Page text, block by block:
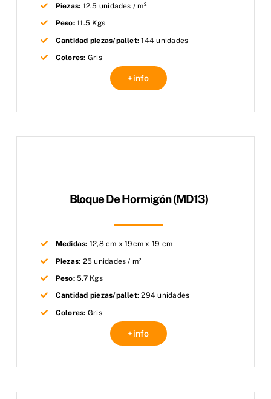
Piezas: 12.5 unidades / m²
Peso:11.5 Kgs
Cantidad piezas/pallet: 144 unidades
Colores: Gris
+info
Bloque De Hormigón (MD13)
Medidas: 12,8 cm x 19cm x 19 cm
Piezas: 25 unidades / m²
Peso:5.7 Kgs
Cantidad piezas/pallet: 294 unidades
Colores: Gris
+info